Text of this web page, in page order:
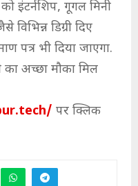
इंटर्नशिप, गूगल मिनी
विभिन्न डिग्री दिए
पत्र भी दिया जाएगा.
अच्छा मौका मिल
पर क्लिक